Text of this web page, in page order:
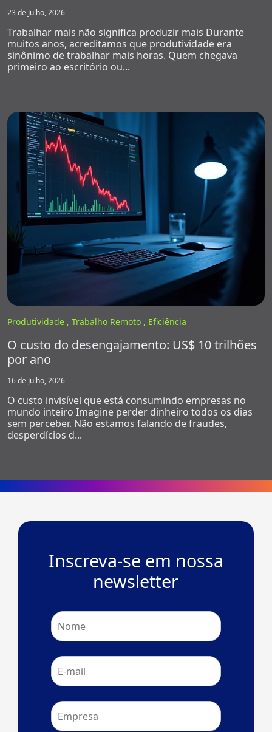
23 de Julho, 2026
Trabalhar mais não significa produzir mais Durante
muitos anos, acreditamos que produtividade era
sinônimo de trabalhar mais horas. Quem chegava
primeiro ao escritório ou...
Produtividade , Trabalho Remoto , Eficiência
O custo do desengajamento: US$ 10 trilhões
por ano
16 de Julho, 2026
O custo invisível que está consumindo empresas no
mundo inteiro Imagine perder dinheiro todos os dias
sem perceber. Não estamos falando de fraudes,
desperdícios d...
Inscreva-se em nossa
newsletter